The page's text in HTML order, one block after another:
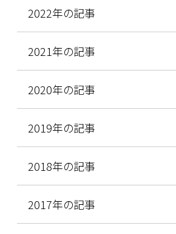
2022年の記事
2021年の記事
2020年の記事
2019年の記事
2018年の記事
2017年の記事